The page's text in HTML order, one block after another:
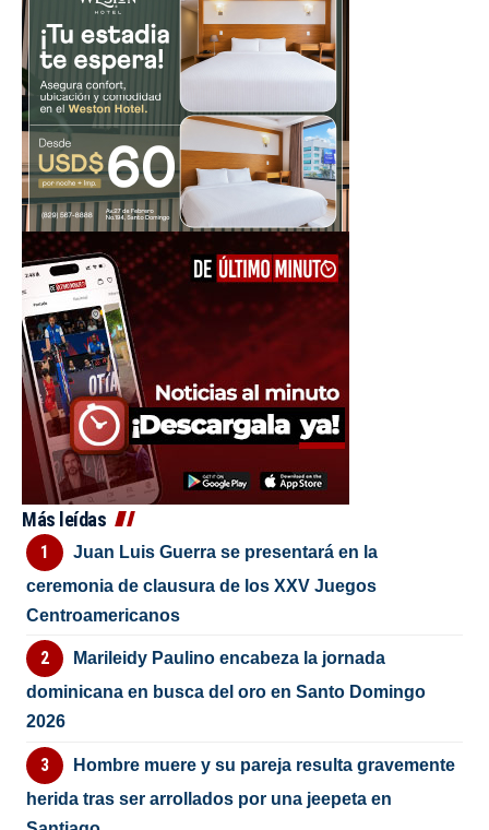
Más leídas
Juan Luis Guerra se presentará en la
ceremonia de clausura de los XXV Juegos
Centroamericanos
Marileidy Paulino encabeza la jornada
dominicana en busca del oro en Santo Domingo
2026
Hombre muere y su pareja resulta gravemente
herida tras ser arrollados por una jeepeta en